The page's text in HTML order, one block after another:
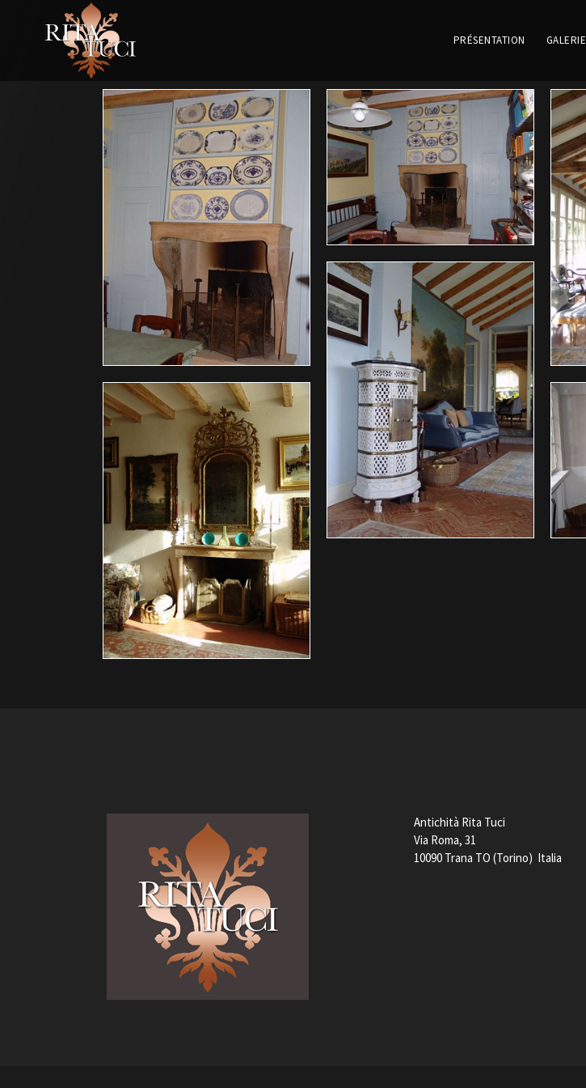
PRÉSENTATION GALERIE
Antichità Rita Tuci
Via Roma, 31
10090 Trana TO (Torino) Italia